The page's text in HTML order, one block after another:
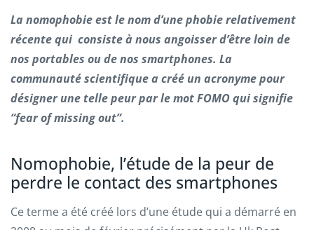
La nomophobie est le nom d’une phobie relativement
récente qui consiste à nous angoisser d’être loin de
nos portables ou de nos smartphones. La
communauté scientifique a créé un acronyme pour
désigner une telle peur par le mot FOMO qui signifie
“fear of missing out”.
Nomophobie, l’étude de la peur de
perdre le contact des smartphones
Ce terme a été créé lors d’une étude qui a démarré en